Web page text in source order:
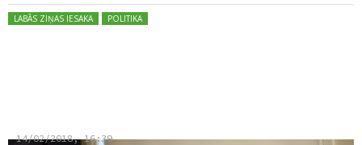
Posted in:
LABĀS ZIŅAS IESAKA POLITIKA
14/02/2018, 16:39